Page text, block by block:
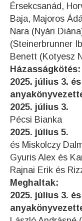
Érsekcsanád,
Baja, Majoros
Nara (Nyári
(Steinerbrunner
Benett (Kotyesz
Házasságkötés:
2025. július 3.
2025. július
Pécsi Bianka
2025. július 5.
és Miskolczy
Gyuris Alex és
Rajnai Erik és
Meghaltak:
2025. július 3.